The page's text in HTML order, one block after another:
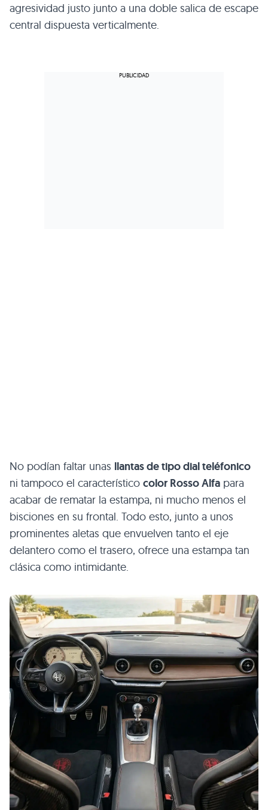
agresividad justo junto a una doble salica de escape
central dispuesta verticalmente.
No podían faltar unas llantas de tipo dial teléfonico
ni tampoco el característico color Rosso Alfa para
acabar de rematar la estampa, ni mucho menos el
bisciones en su frontal. Todo esto, junto a unos
prominentes aletas que envuelven tanto el eje
delantero como el trasero, ofrece una estampa tan
clásica como intimidante.